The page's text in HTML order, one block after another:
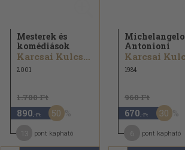
Mesterek és
komédiások
Karcsai Kulcsár István
2001
1.780 Ft
890 ,-Ft 50
pont kapható
Michelangelo
Antonioni
1984
960 Ft
670 ,-Ft 30
pont kapható